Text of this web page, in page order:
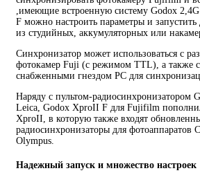
,имеющие встроенную систему Godox
F можно настроить параметры и
из студийных, аккумуляторных или
Синхронизатор может использоваться с
фотокамер Fuji (с режимом TTL), а также
снабженными гнездом PC для
Наряду с пультом-радиосинхронизатором
Leica, Godox XproII F для Fujifilm
XproII, в которую также входят
радиосинхронизаторы для фотоаппаратов
Olympus.
Надежный запуск и множество настроек